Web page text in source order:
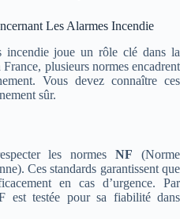
Les Alarmes Incendie
incendie joue un rôle clé dans la
plusieurs normes encadrent
Vous devez connaître ces
sûr.
les normesNF (Norme
Ces standards garantissent que
en cas d’urgence. Par
est testée pour sa fiabilité dans